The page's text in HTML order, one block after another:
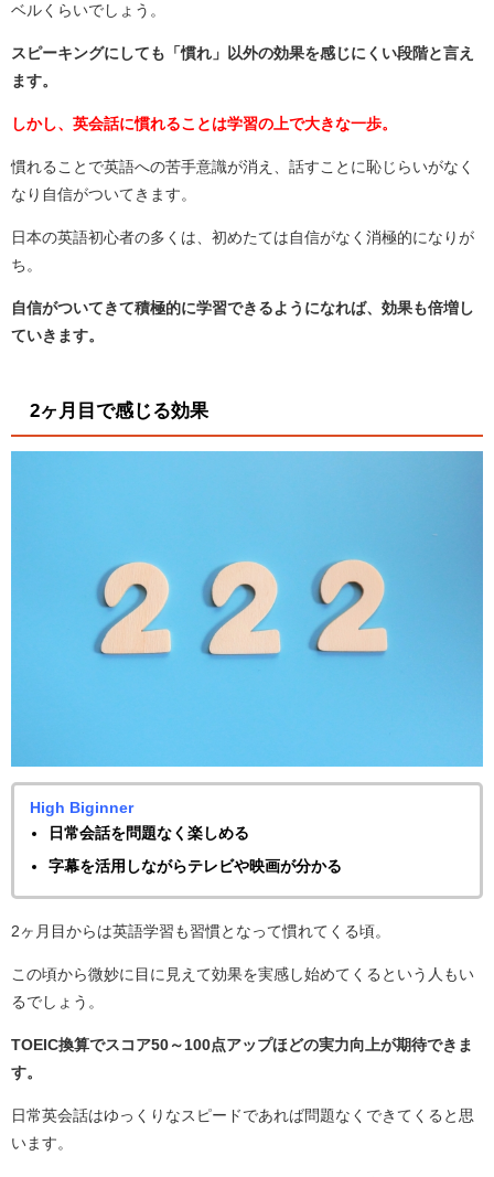
ベルくらいでしょう。
スピーキングにしても「慣れ」以外の効果を感じにくい段階と言え
ます。
しかし、英会話に慣れることは学習の上で大きな一歩。
慣れることで英語への苦手意識が消え、話すことに恥じらいがなく
なり自信がついてきます。
日本の英語初心者の多くは、初めたては自信がなく消極的になりが
ち。
自信がついてきて積極的に学習できるようになれば、効果も倍増し
ていきます。
2ヶ月目で感じる効果
High Biginner
日常会話を問題なく楽しめる
字幕を活用しながらテレビや映画が分かる
2ヶ月目からは英語学習も習慣となって慣れてくる頃。
この頃から微妙に目に見えて効果を実感し始めてくるという人もい
るでしょう。
TOEIC換算でスコア50～100点アップほどの実力向上が期待できま
す。
日常英会話はゆっくりなスピードであれば問題なくできてくると思
います。